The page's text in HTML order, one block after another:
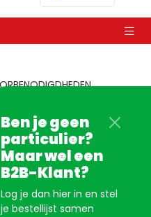
Ben je geen
particulier?
Maar wel een
B2B-Klant?
Log je dan hier in en stel
je bestellijst samen